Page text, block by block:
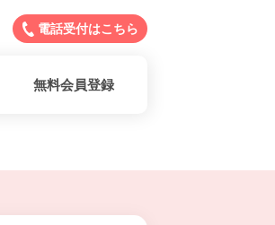
電話受付はこちら
無料会員登録